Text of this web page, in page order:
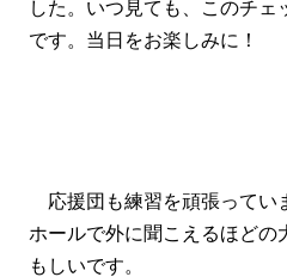
した。いつ見ても、このチ
です。当日をお楽しみに！
応援団も練習を頑張ってい
ホールで外に聞こえるほどの
もしいです。